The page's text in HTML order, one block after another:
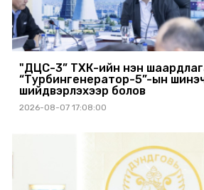
"ДЦС-3” ТӨХК-ийн нэн
“Турбингенератор-5”-ын
шийдвэрлэхээр болов
2026-08-07 17:08:00